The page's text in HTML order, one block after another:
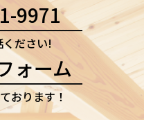
9971
ださい!
ォーム
おります！